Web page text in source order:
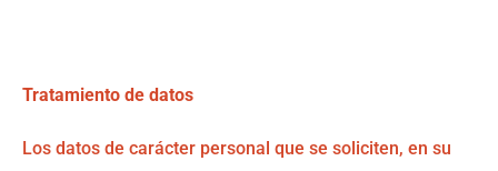
Tratamiento de datos
Los datos de carácter personal que se soliciten, en su